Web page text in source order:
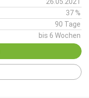
37 %
90 Tage
bis 6 Wochen